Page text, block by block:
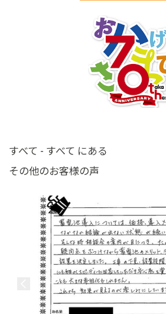
すべて - すべて にある
その他のお客様の声